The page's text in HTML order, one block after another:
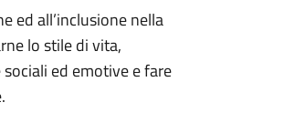
ed all’inclusione nella
lo stile di vita,
ed emotive e fare